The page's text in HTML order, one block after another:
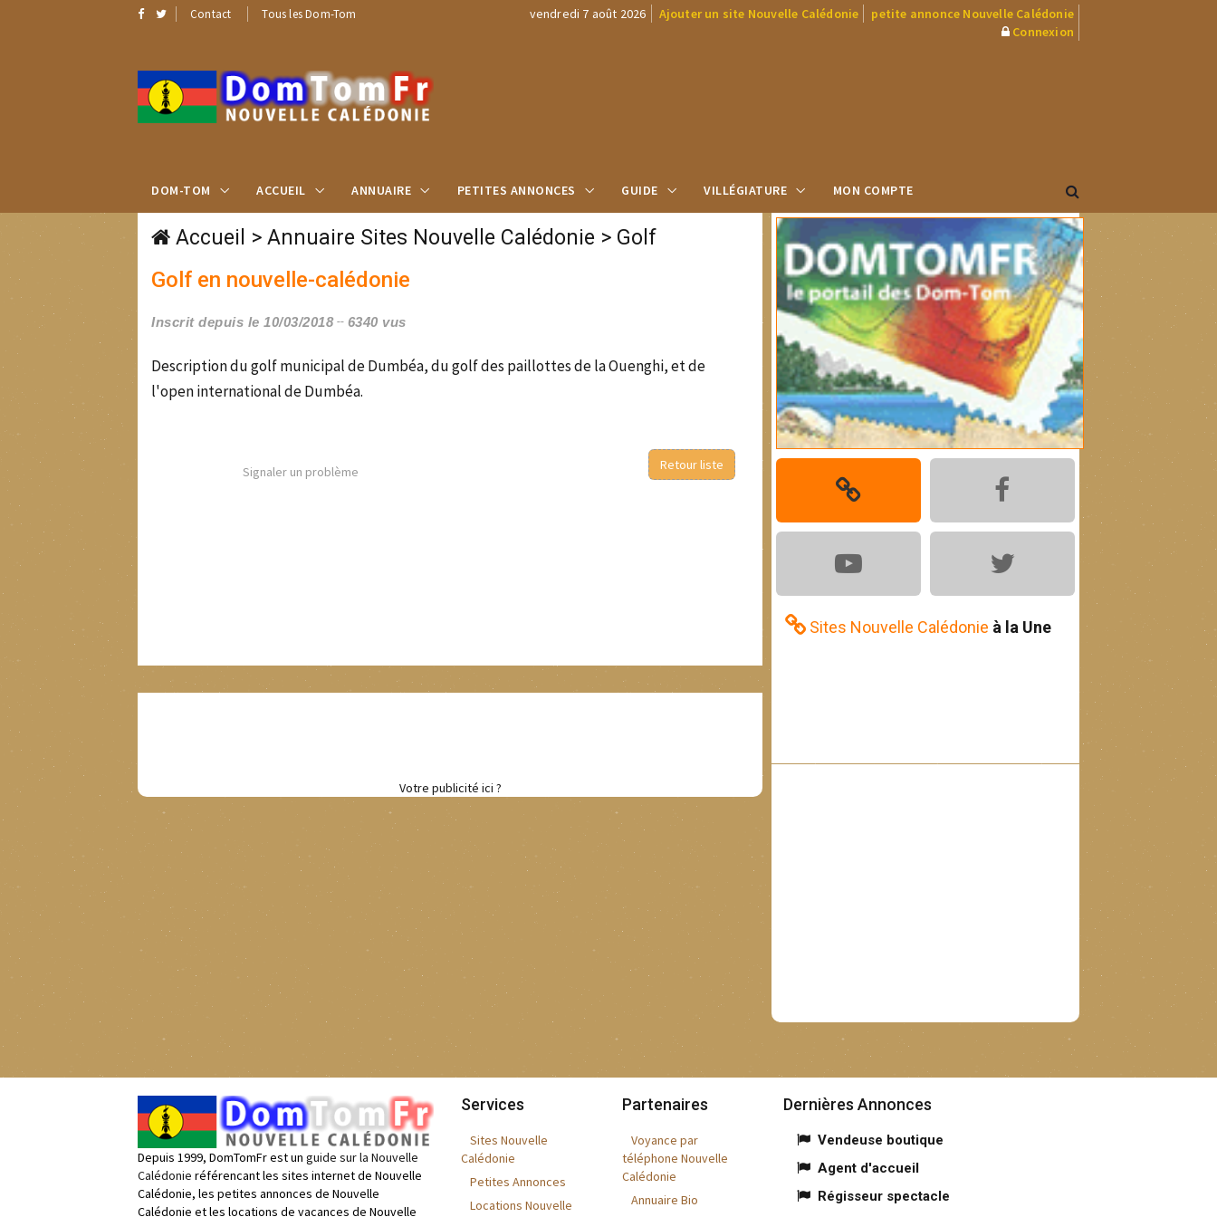
Contact Tous les Dom-Tom vendredi 7 août 2026 Ajouter un site Nouvelle Calédonie
petite annonce Nouvelle Calédonie
Connexion
DOM-TOM ACCUEIL ANNUAIRE PETITES ANNONCES GUIDE VILLÉGIATURE MON COMPTE
Accueil > Annuaire Sites Nouvelle Calédonie > Golf
Golf en nouvelle-calédonie
Inscrit depuis le 10/03/2018 6340 vus
Description du golf municipal de Dumbéa, du golf des paillottes de la Ouenghi, et de
l'open international de Dumbéa.
Signaler un problème Retour liste
Votre publicité ici ?
Sites Nouvelle Calédonie à la Une
Depuis 1999, DomTomFr est un guide sur la Nouvelle
Calédonie référencant les sites internet de Nouvelle
Calédonie, les petites annonces de Nouvelle
Calédonie et les locations de vacances de Nouvelle
Services
Sites Nouvelle
Calédonie
Petites Annonces
Locations Nouvelle
Partenaires
Voyance par
téléphone Nouvelle
Calédonie
Annuaire Bio
Dernières Annonces
Vendeuse boutique
Agent d'accueil
Régisseur spectacle